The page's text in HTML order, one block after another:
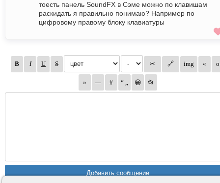
тоесть панель SoundFX в Сэме можно по клавишам
раскидать я правильно понимаю? Например по
цифровому правому блоку клавиатуры